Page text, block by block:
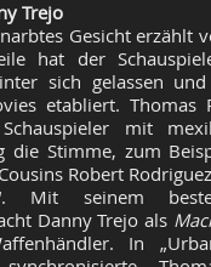
Trejo
Gesicht erzählt
hat der
sich gelassen
etabliert. Thomas
mit
die Stimme, zum
Robert
Mit seinem
Danny Trejo als
In